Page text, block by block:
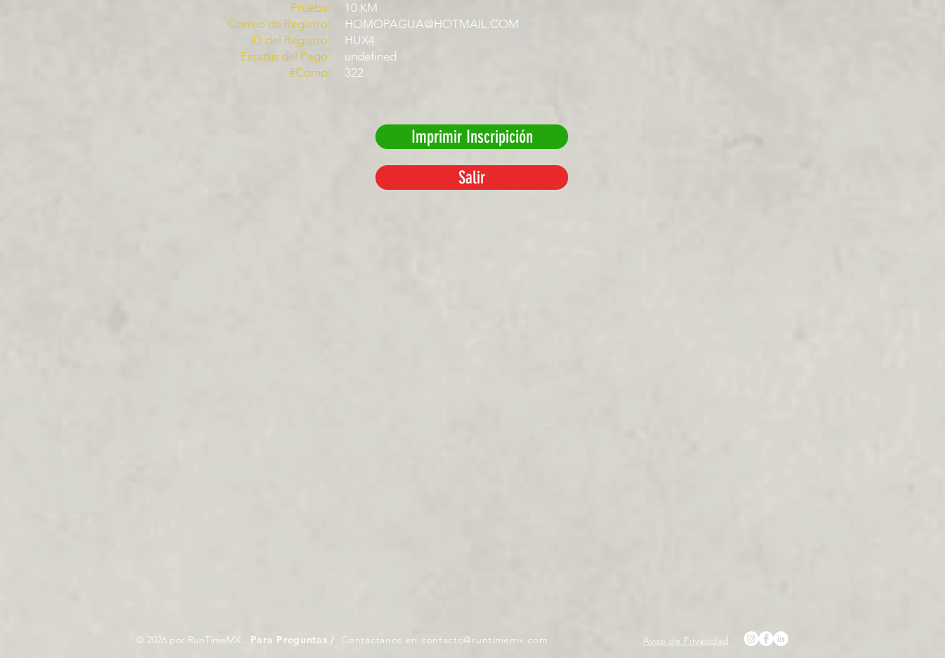
Prueba:
Correo de Registro:
ID del Registro:
Estatus del Pago:
#Comp:
10 KM
HOMOPAGUA@HOTMAIL.COM
HUX4
undefined
322
Imprimir Inscripición
Salir
© 2026 por RunTimeMX. Para Preguntas / Contáctanos en contacto@runtimemx.com
Aviso de Privacidad